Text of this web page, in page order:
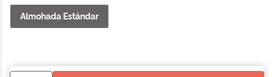
Almohada Estándar